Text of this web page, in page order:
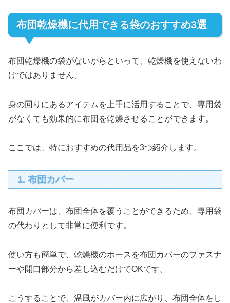
布団乾燥機に代用できる袋のおすすめ3選
布団乾燥機の袋がないからといって、乾燥機を使えないわ
けではありません。
身の回りにあるアイテムを上手に活用することで、専用袋
がなくても効果的に布団を乾燥させることができます。
ここでは、特におすすめの代用品を3つ紹介します。
1. 布団カバー
布団カバーは、布団全体を覆うことができるため、専用袋
の代わりとして非常に便利です。
使い方も簡単で、乾燥機のホースを布団カバーのファスナ
ーや開口部分から差し込むだけでOKです。
こうすることで、温風がカバー内に広がり、布団全体をし